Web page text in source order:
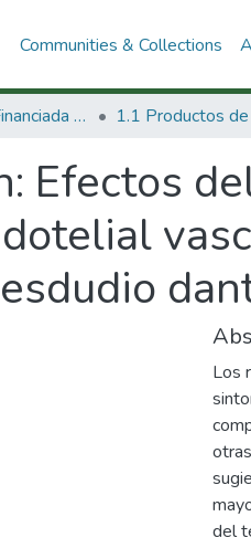
Communities & Collections
1. Investigación Financiada con Recursos Públicos
Efectos
Los
del